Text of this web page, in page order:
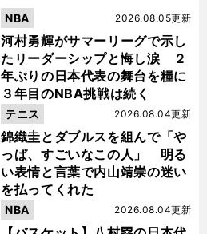
河村勇輝がサマーリーグで示し
たリーダーシップと悔し涙 ２
年ぶりの日本代表の舞台を糧に
３年目のNBA挑戦は続く
2026.08.05更新
NBA
錦織圭とダブルスを組んで「や
っぱ、すごいなこの人」 明る
い表情と言葉で内山靖崇の迷い
を払ってくれた
2026.08.04更新
テニス
2026.08.04更新
NBA